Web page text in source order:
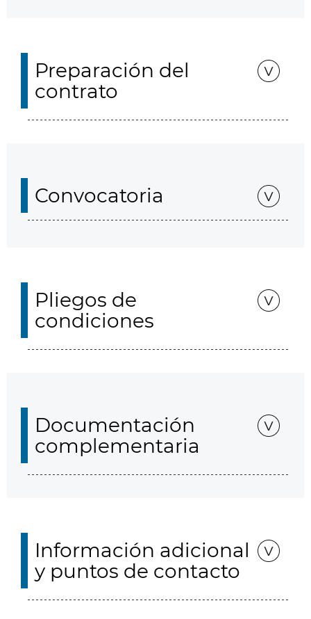
Preparación del
contrato
Convocatoria
Pliegos de
condiciones
Documentación
complementaria
Información adicional
y puntos de contacto